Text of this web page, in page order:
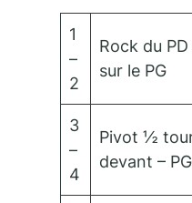
1
–
2
Rock du
sur le PG
3
–
4
Pivot ½
devant –